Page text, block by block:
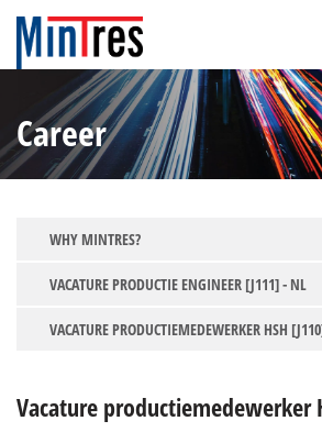
Career
WHY MINTRES?
VACATURE PRODUCTIE ENGINEER [J111] - NL
VACATURE PRODUCTIEMEDEWERKER HSH
Vacature productiemedewerker